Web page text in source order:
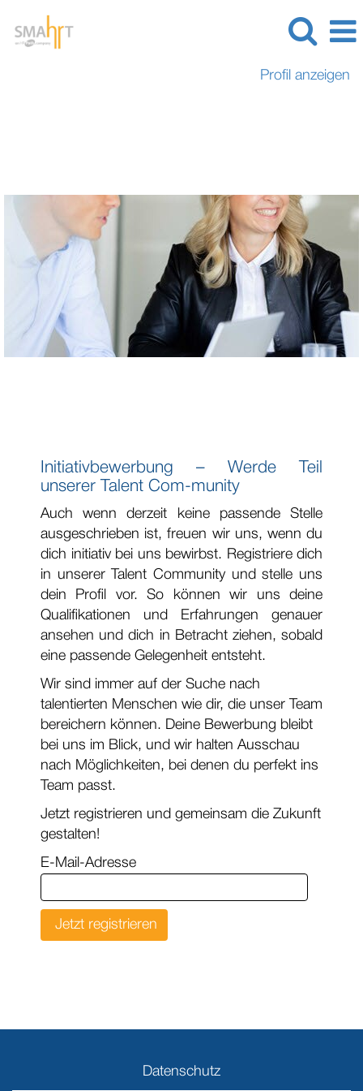
Profil anzeigen
Initiativbewerbung – Werde Teil
unserer Talent Com-munity
Auch wenn derzeit keine passende Stelle
ausgeschrieben ist, freuen wir uns, wenn du
dich initiativ bei uns bewirbst. Registriere dich
in unserer Talent Community und stelle uns
dein Profil vor. So können wir uns deine
Qualifikationen und Erfahrungen genauer
ansehen und dich in Betracht ziehen, sobald
eine passende Gelegenheit entsteht.
Wir sind immer auf der Suche nach
talentierten Menschen wie dir, die unser Team
bereichern können. Deine Bewerbung bleibt
bei uns im Blick, und wir halten Ausschau
nach Möglichkeiten, bei denen du perfekt ins
Team passt.
Jetzt registrieren und gemeinsam die Zukunft
gestalten!
E-Mail-Adresse
Datenschutz